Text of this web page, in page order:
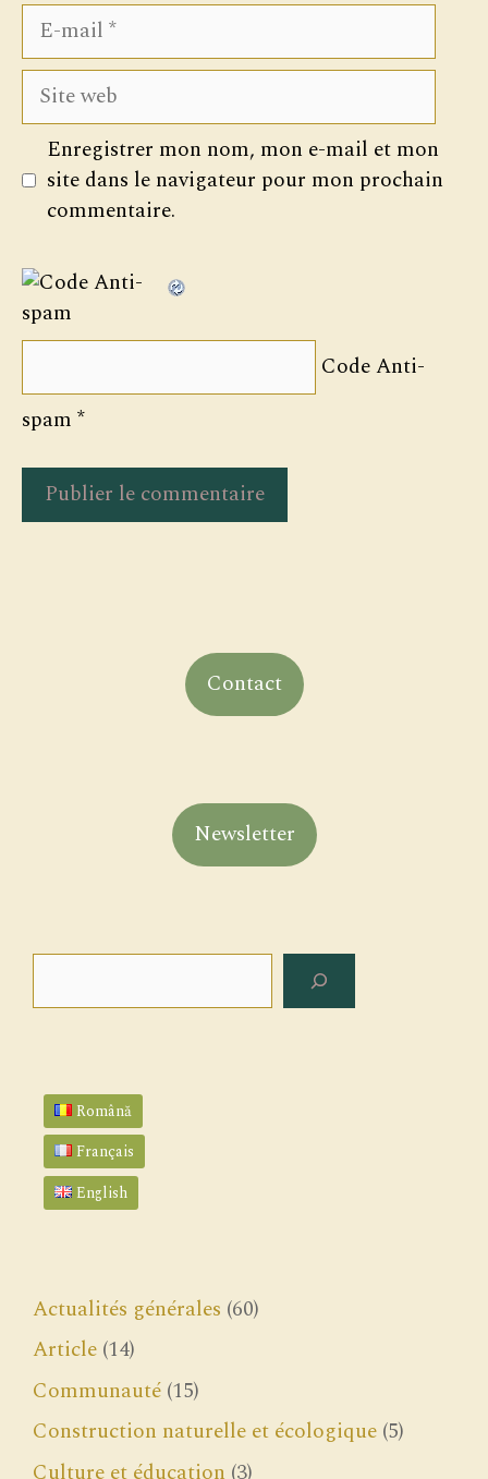
E-
mail
Site
web
Enregistrer mon nom, mon e-mail et mon
site dans le navigateur pour mon prochain
commentaire.
Code Anti-
spam *
Contact
Newsletter
Română
Français
English
Actualités générales (60)
Article (14)
Communauté (15)
Construction naturelle et écologique (5)
Culture et éducation (3)